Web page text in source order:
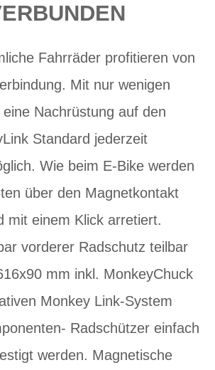
Fahrräder profitieren von
Mit nur wenigen
Nachrüstung auf den
Standard jederzeit
Wie beim E-Bike werden
über den Magnetkontakt
mit einem Klick arretiert.
vorderer Radschutz teilbar
mm inkl. MonkeyChuck
Monkey Link-System
Radschützer einfach
werden. Magnetische